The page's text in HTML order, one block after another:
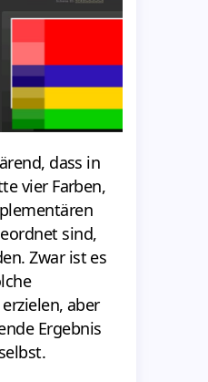
dass in
vier Farben,
sind,
Zwar ist es
aber
Ergebnis